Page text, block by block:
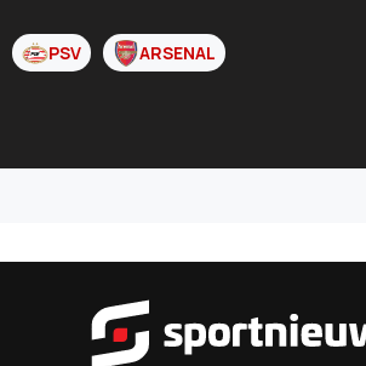
PSV ARSENAL